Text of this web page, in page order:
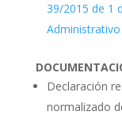
39/2015 de 1
Declaración
normalizado